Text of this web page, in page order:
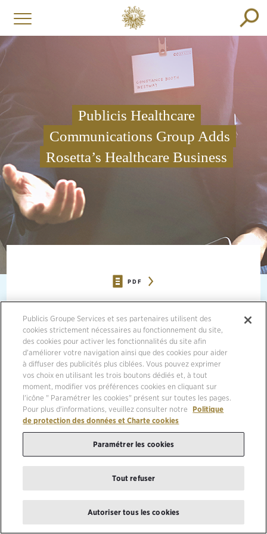
Publicis Healthcare
Communications Group Adds
Rosetta’s Healthcare Business
PDF
THE NEW ENTITY WILL BE CALLED RAZORFISH HEALTH,
AS ROSETTA’S HEALTHCARE BUSINESS MERGES WITH
RAZORFISH HEALTHWARE IN THE U.S.
Publicis Healthcare Communications Group (PHCG), the healthcare
division of Publicis Groupe, announced today that a segment of
Rosetta’s healthcare business joins its network to further strengthen
PHCG capabilities for clients in health and wellbeing.
The engagement, creative, and media segment of Rosetta’s
agency, Razorfish Healthware. The name of the newly combined
agency is Razorfish Health. Rosetta’s healthcare business related to
Publicis Groupe Services et ses partenaires utilisent des
cookies strictement nécessaires au fonctionnement du site,
des cookies pour activer les fonctionnalités du site afin
d’améliorer votre navigation ainsi que des cookies pour aider
à diffuser des publicités plus ciblées. Vous pouvez exprimer
vos choix en utilisant les trois boutons dédiés et, à tout
moment, modifier vos préférences cookies en cliquant sur
l'icône " Paramétrer les cookies" présent sur toutes les pages.
Pour plus d'informations, veuillez consulter notre
Politique
de protection des données et Charte cookies
Paramétrer les cookies
Tout refuser
Autoriser tous les cookies